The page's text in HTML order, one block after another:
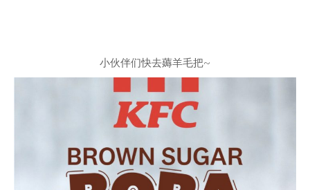
小伙伴们快去薅羊毛把~